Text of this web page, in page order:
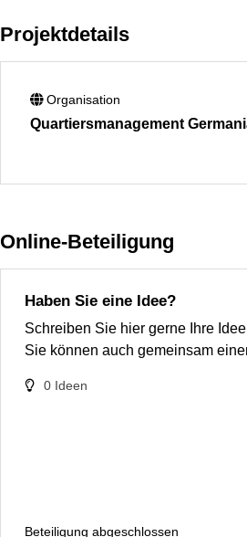
Projektdetails
Organisation
Quartiersmanagement
Online-Beteiligung
Haben Sie eine Idee?
Schreiben Sie hier gerne Ihre
Sie können auch gemeinsam
0 Ideen
Beteiligung abgeschlossen